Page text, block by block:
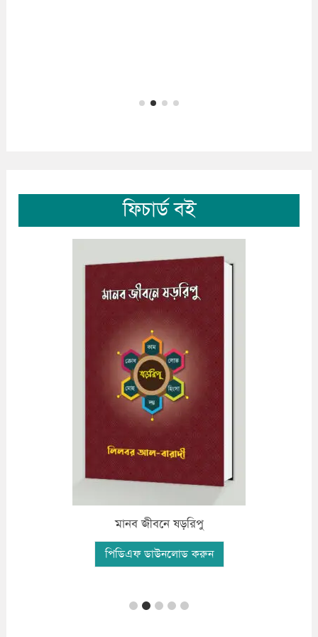
ফিচার্ড বই
ফযীলতপূর্ন দো’আ ও যিকির
পিডিএফ ডাউনলোড করুন